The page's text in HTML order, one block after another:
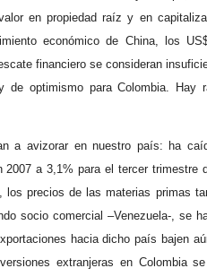
en propiedad raíz y en
económico de China, los
financiero se consideran
de optimismo para Colombia. Hay
a avizorar en nuestro país: ha
2007 a 3,1% para el tercer trimestre
los precios de las materias primas
socio comercial –Venezuela-, se
hacia dicho país bajen
extranjeras en Colombia